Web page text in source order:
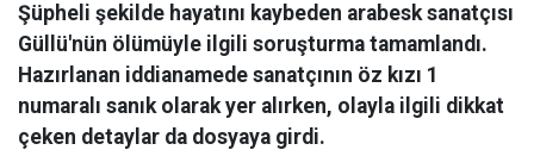
Şüpheli şekilde hayatını kaybeden arabesk sanatçısı
Güllü'nün ölümüyle ilgili soruşturma tamamlandı.
Hazırlanan iddianamede sanatçının öz kızı 1
numaralı sanık olarak yer alırken, olayla ilgili dikkat
çeken detaylar da dosyaya girdi.